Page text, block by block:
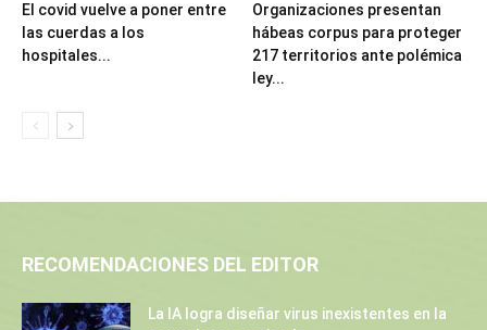
El covid vuelve a poner entre
las cuerdas a los
hospitales...
Organizaciones presentan
hábeas corpus para proteger
217 territorios ante polémica
ley...
RECOMENDACIONES DEL EDITOR
La IA logra diseñar virus inexistentes en la